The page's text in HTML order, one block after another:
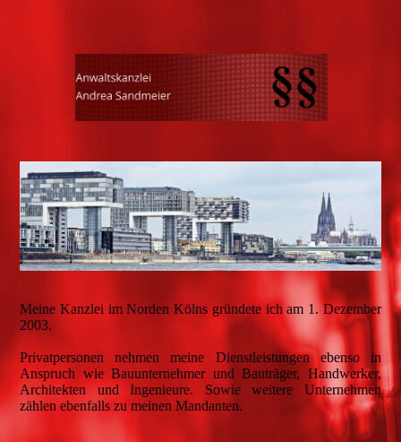
Meine Kanzlei im Norden Kölns gründete ich am 1. Dezember
2003.
Privatpersonen nehmen meine Dienstleistungen ebenso in
Anspruch wie Bauunternehmer und Bauträger, Handwerker,
Architekten und Ingenieure. Sowie weitere Unternehmen
zählen ebenfalls zu meinen Mandanten.